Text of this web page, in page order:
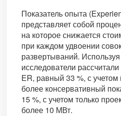
Показатель опыта
представляет собой
на которое снижается
при каждом удвоении
развертываний.
исследователи
ER, равный 33 %, с учетом
более консервативный
15 %, с учетом только
более 10 МВт.